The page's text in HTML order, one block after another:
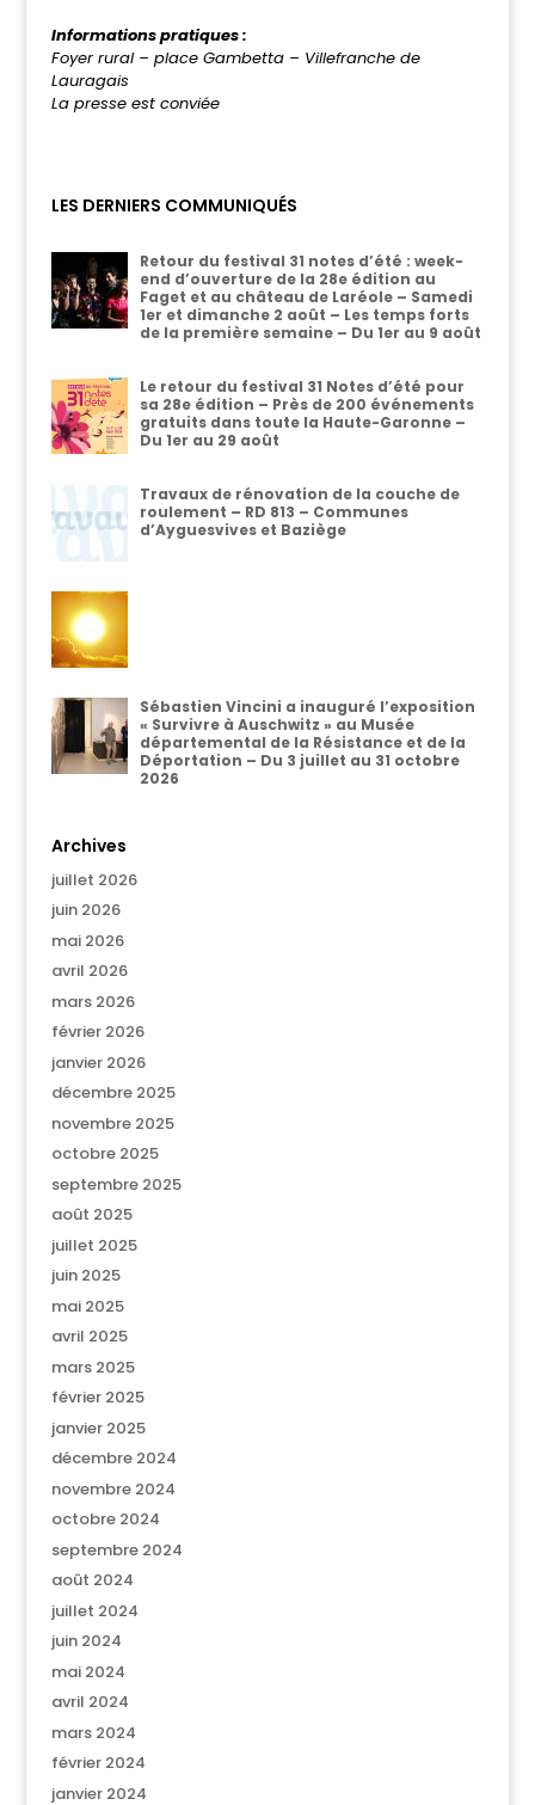
Informations pratiques :
Foyer rural – place Gambetta – Villefranche de
Lauragais
La presse est conviée
LES DERNIERS COMMUNIQUÉS
Retour du festival 31 notes d’été : week-
end d’ouverture de la 28e édition au
Faget et au château de Laréole – Samedi
1er et dimanche 2 août – Les temps forts
de la première semaine – Du 1er au 9 août
Le retour du festival 31 Notes d’été pour
sa 28e édition – Près de 200 événements
gratuits dans toute la Haute-Garonne –
Du 1er au 29 août
Travaux de rénovation de la couche de
roulement – RD 813 – Communes
d’Ayguesvives et Baziège
Sébastien Vincini a inauguré l’exposition
« Survivre à Auschwitz » au Musée
départemental de la Résistance et de la
Déportation – Du 3 juillet au 31 octobre
2026
Archives
juillet 2026
juin 2026
mai 2026
avril 2026
mars 2026
février 2026
janvier 2026
décembre 2025
novembre 2025
octobre 2025
septembre 2025
août 2025
juillet 2025
juin 2025
mai 2025
avril 2025
mars 2025
février 2025
janvier 2025
décembre 2024
novembre 2024
octobre 2024
septembre 2024
août 2024
juillet 2024
juin 2024
mai 2024
avril 2024
mars 2024
février 2024
janvier 2024